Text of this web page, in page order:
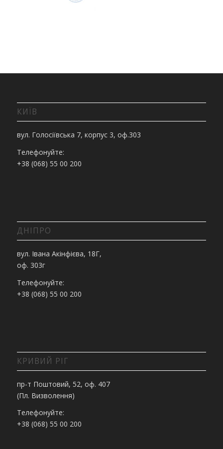
КИЇВ
вул. Голосіївська 7, корпус 3, оф.303
Телефонуйте:
+38 (068) 55 00 200
ДНІПРО
вул. Івана Акінфієва, 18Г,
оф. 303г
Телефонуйте:
+38 (068) 55 00 200
КРИВИЙ РІГ
пр-т Поштовий, 52, оф. 407
(Пл. Визволення)
Телефонуйте:
+38 (068) 55 00 200